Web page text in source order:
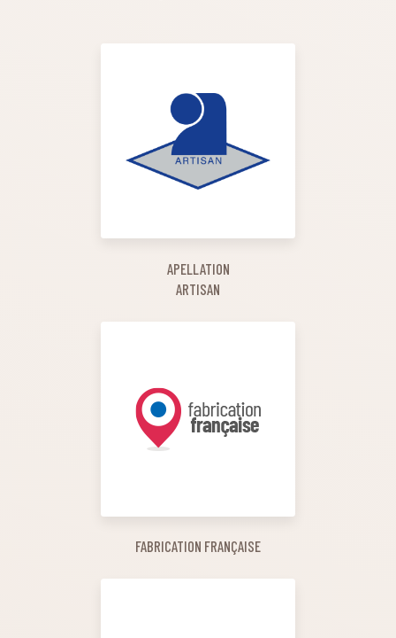
APELLATION
ARTISAN
FABRICATION FRANÇAISE